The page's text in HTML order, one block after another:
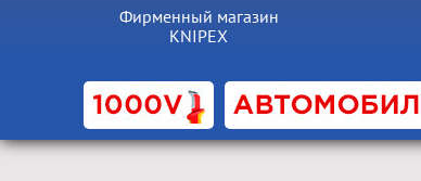
Фирменный магазин
KNIPEX